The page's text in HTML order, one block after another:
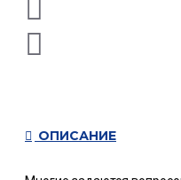
ОПИСАНИЕ